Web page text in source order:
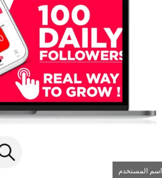
اسم المستخدم